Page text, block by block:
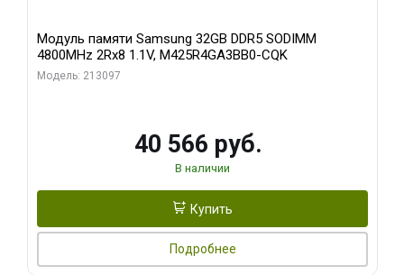
Модуль памяти Samsung 32GB DDR5 SODIMM
4800MHz 2Rx8 1.1V, M425R4GA3BB0-CQK
Модель: 213097
40 566 руб.
В наличии
Купить
Подробнее